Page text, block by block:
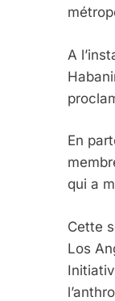
A
En
qui a
Cette
Los